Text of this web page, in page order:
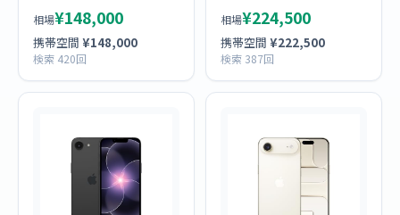
相場¥148,000
携帯空間 ¥148,000
検索 420回
相場¥224,500
携帯空間 ¥222,500
検索 387回